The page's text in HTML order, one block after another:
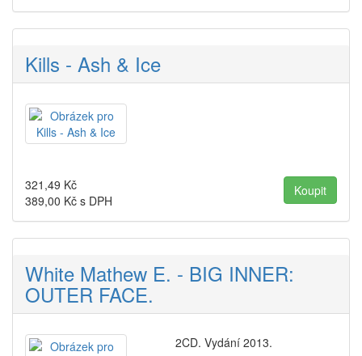
Kills - Ash & Ice
321,49 Kč
389,00 Kč s DPH
White Mathew E. - BIG INNER:
OUTER FACE.
2CD. Vydání 2013.